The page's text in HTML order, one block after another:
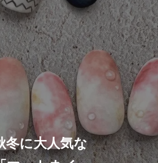
冬に大人気な
ア情報
ンド